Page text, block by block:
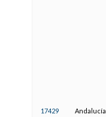
17429 Andalucía